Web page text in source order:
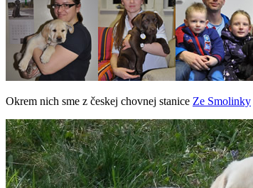
Okrem nich sme z českej chovnej stanice Ze Smolinky